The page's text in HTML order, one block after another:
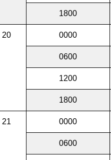
1800
20 0000
0600
1200
1800
21 0000
0600